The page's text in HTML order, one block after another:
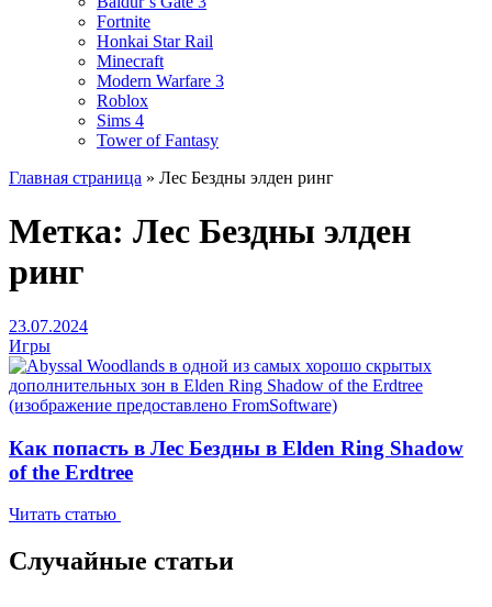
Fortnite
Honkai Star Rail
Minecraft
Modern Warfare 3
Roblox
Sims 4
Tower of Fantasy
Главная страница » Лес Бездны элден ринг
Метка: Лес Бездны элден
ринг
23.07.2024
Игры
Как попасть в Лес Бездны в Elden Ring Shadow
of the Erdtree
Читать статью
Случайные статьи